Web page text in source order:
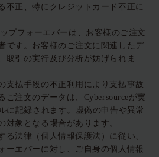
不正、特にクレジットカード不正に
プフォーエバーは、お客様のご注文
です。お客様のご注文に関連したデ
取引の実行及び分析が妨げられま
支払手段の不正利用により支払事故
ご注文のデータは、Cybersourceが実
に記録されます。虚偽の申告や異常
対象となる場合があります。
る法律（個人情報保護法）に従い、
ーエバーに対し、ご自身の個人情報